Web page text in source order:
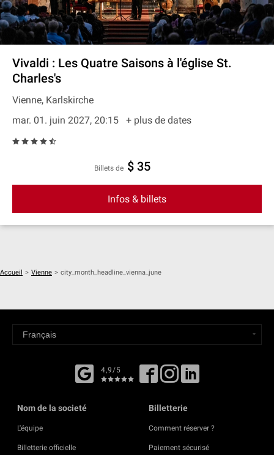
Vivaldi : Les Quatre Saisons à l'église St.
Charles's
Vienne, Karlskirche
mar. 01. juin 2027, 20:15
+ plus de dates
Billets de $ 35
Infos & billets
Accueil > Vienne > city_month_headline_vienna_june
4,9/5
Nom de la societé
L'équipe
Billetterie officielle
Billetterie
Comment réserver ?
Paiement sécurisé